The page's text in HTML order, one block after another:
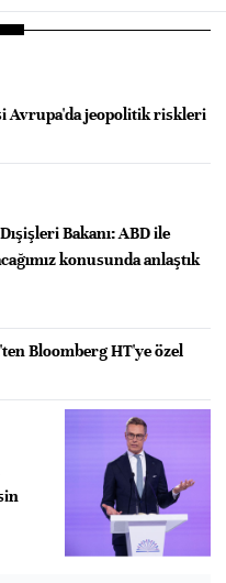
Avrupa'da jeopolitik riskleri
Bakanı: ABD ile
konusunda anlaştık
Bloomberg HT'ye özel